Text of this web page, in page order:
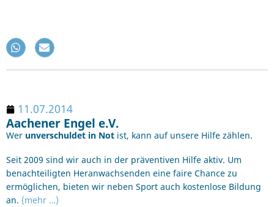
11.07.2014
Aachener Engel e.V.
Wer unverschuldet in Not ist, kann auf unsere Hilfe zählen.
Seit 2009 sind wir auch in der präventiven Hilfe aktiv. Um
benachteiligten Heranwachsenden eine faire Chance zu
ermöglichen, bieten wir neben Sport auch kostenlose Bildung
an. (mehr …)